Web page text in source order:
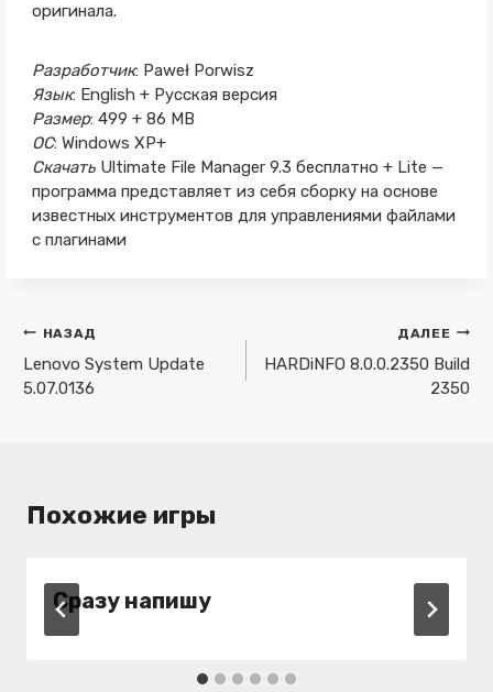
оригинала.
Разработчик: Paweł Porwisz
Язык: English + Русская версия
Размер: 499 + 86 MB
ОС: Windows XP+
Скачать Ultimate File Manager 9.3 бесплатно + Lite —
программа представляет из себя сборку на основе
известных инструментов для управлениями файлами
с плагинами
Навигация
по
записям
НАЗАД
Lenovo System Update
5.07.0136
ДАЛЕЕ
HARDiNFO 8.0.0.2350 Build
2350
Похожие игры
Сразу напишу